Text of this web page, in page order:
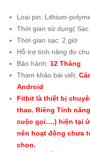
Loại pin: Lithium-
Thời gian sử dụng(
Thời gian sạc: 2 giờ
Hỗ trợ tính năng đo
Bảo hành: 12 Tháng
Tham khảo bài viết:
Android
Fitbit là thiết bị
thao. Riêng Tính
cuộc gọi….) hiện tại
nên hoạt động chưa
chọn.